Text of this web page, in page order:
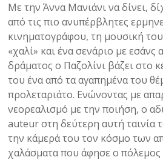
Με την Άννα Μανιάνι να δίνει,
από τις πιο ανυπέρβλητες
κινηματογράφου, τη μουσική
«χαλί» και ένα σενάριο με εσάνς
δράματος ο Παζολίνι βάζει στο
του ένα από τα αγαπημένα του
προλεταριάτο. Ενώνοντας με
νεορεαλισμό με την ποιήση, ο
auteur στη δεύτερη αυτή ταινία
την κάμερά του τον κόσμο των
χαλάσματα που άφησε ο πόλεμος